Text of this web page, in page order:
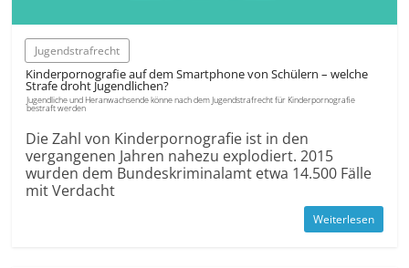
Jugendstrafrecht
Kinderpornografie auf dem Smartphone von Schülern – welche
Strafe droht Jugendlichen?
Jugendliche und Heranwachsende könne nach dem Jugendstrafrecht für Kinderpornografie
bestraft werden
Die Zahl von Kinderpornografie ist in den
vergangenen Jahren nahezu explodiert. 2015
wurden dem Bundeskriminalamt etwa 14.500 Fälle
mit Verdacht
Weiterlesen